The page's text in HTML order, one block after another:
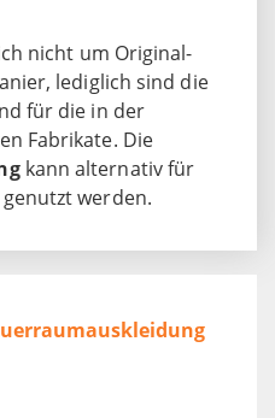
nicht um Original-
lediglich sind die
für die in der
Fabrikate. Die
kann alternativ für
werden.